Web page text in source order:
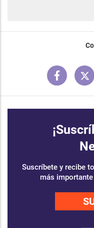
Suscríbete y recibe
más